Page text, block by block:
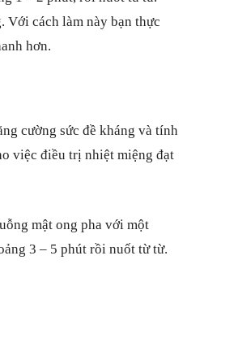
Với cách làm này bạn thực
hơn.
cường sức đề kháng và tính
việc điều trị nhiệt miệng đạt
mật ong pha với một
3 – 5 phút rồi nuốt từ từ.